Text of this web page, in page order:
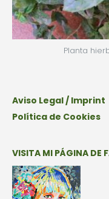
Planta
Aviso Legal / Imprint
Política de Cookies
VISITA MI PÁGINA DE